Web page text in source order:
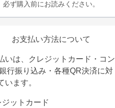
必ず購入前にお読みください。
お支払い方法について
いは、クレジットカード・コン
行振り込み・各種QR決済に対
います。
ジットカード